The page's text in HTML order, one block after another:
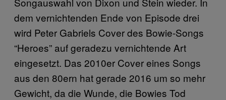
dem vernichtenden Ende von Episode drei
wird Peter Gabriels Cover des Bowie-Songs
“Heroes” auf geradezu vernichtende Art
eingesetzt. Das 2010er Cover eines Songs
aus den 80ern hat gerade 2016 um so mehr
Gewicht, da die Wunde, die Bowies Tod